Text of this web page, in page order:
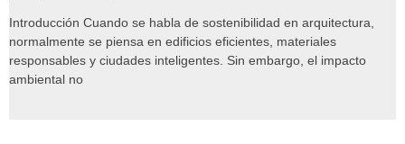
Introducción Cuando se habla de sostenibilidad en arquitectura,
normalmente se piensa en edificios eficientes, materiales
responsables y ciudades inteligentes. Sin embargo, el impacto
ambiental no